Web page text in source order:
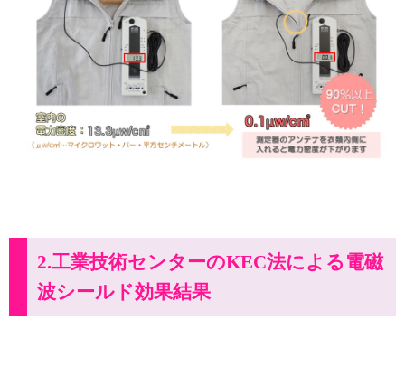
2.工業技術センターのKEC法による電磁
波シールド効果結果